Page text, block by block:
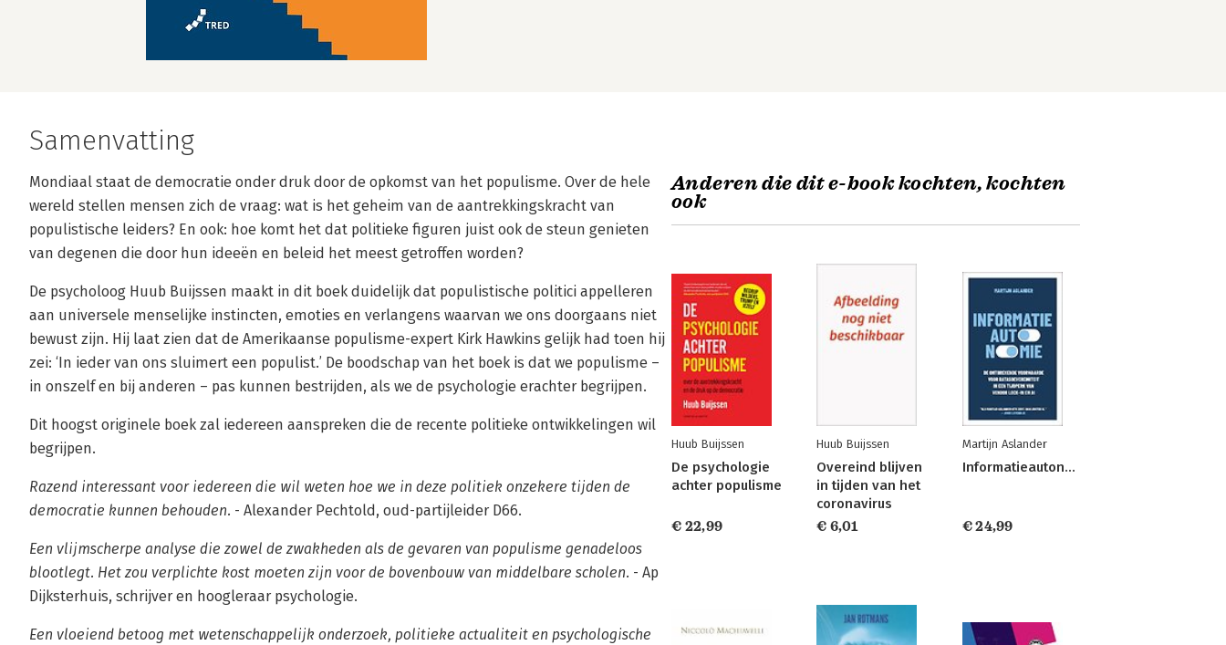
Samenvatting
Mondiaal staat de democratie onder druk door de opkomst van het populisme. Over de hele
wereld stellen mensen zich de vraag: wat is het geheim van de aantrekkingskracht van
populistische leiders? En ook: hoe komt het dat politieke figuren juist ook de steun genieten
van degenen die door hun ideeën en beleid het meest getroffen worden?
De psycholoog Huub Buijssen maakt in dit boek duidelijk dat populistische politici appelleren
aan universele menselijke instincten, emoties en verlangens waarvan we ons doorgaans niet
bewust zijn. Hij laat zien dat de Amerikaanse populisme-expert Kirk Hawkins gelijk had toen hij
zei: ‘In ieder van ons sluimert een populist.’ De boodschap van het boek is dat we populisme –
in onszelf en bij anderen – pas kunnen bestrijden, als we de psychologie erachter begrijpen.
Dit hoogst originele boek zal iedereen aanspreken die de recente politieke ontwikkelingen wil
begrijpen.
Razend interessant voor iedereen die wil weten hoe we in deze politiek onzekere tijden de
democratie kunnen behouden. - Alexander Pechtold, oud-partijleider D66.
Een vlijmscherpe analyse die zowel de zwakheden als de gevaren van populisme genadeloos
blootlegt. Het zou verplichte kost moeten zijn voor de bovenbouw van middelbare scholen. - Ap
Dijksterhuis, schrijver en hoogleraar psychologie.
Een vloeiend betoog met wetenschappelijk onderzoek, politieke actualiteit en psychologische
Anderen die dit e-book kochten, kochten
ook
Huub Buijssen
De psychologie
achter populisme
€ 22,99
Huub Buijssen
Overeind blijven
in tijden van het
coronavirus
€ 6,01
Martijn Aslander
Informatieautonomie
€ 24,99